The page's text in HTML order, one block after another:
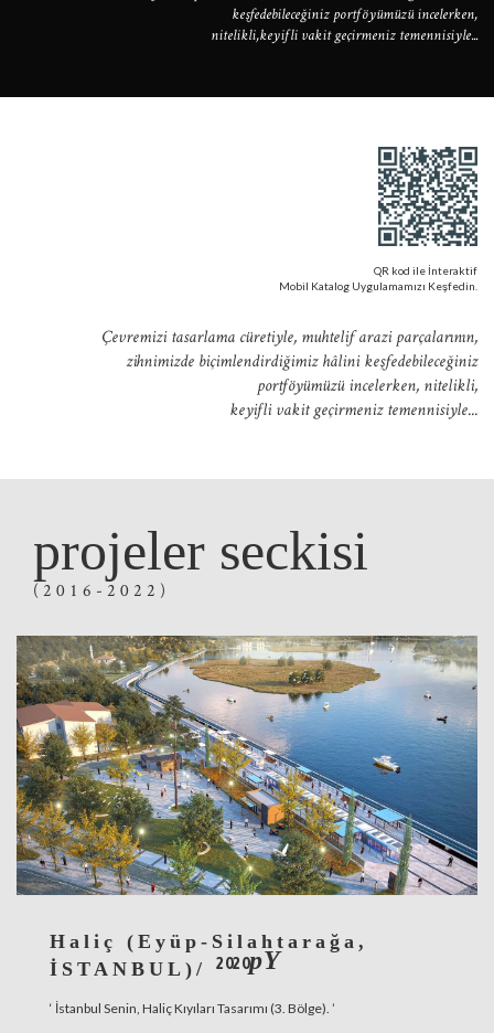
keşfedebileceğiniz portföyümüzü incelerken,
nitelikli,keyifli vakit geçirmeniz temennisiyle...
QR kod ile İnteraktif
Mobil Katalog Uygulamamızı Keşfedin.
Çevremizi tasarlama cüretiyle, muhtelif arazi parçalarının,
zihnimizde biçimlendirdiğimiz hâlini keşfedebileceğiniz
portföyümüzü incelerken, nitelikli,
keyifli vakit geçirmeniz temennisiyle...
projeler seckisi
( 2 0 1 6 - 2 0 2 2 )
Haliç (Eyüp-Silahtarağa,
İSTANBUL)/ 2020pY
‘ İstanbul Senin, Haliç Kıyıları Tasarımı (3. Bölge). ’